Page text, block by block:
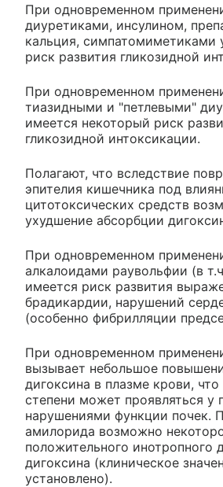
При одновременном
диуретиками, инсулином,
кальция, симпатомиметиками
риск развития гликозидной
При одновременном
тиазидными и "петлевыми"
имеется некоторый риск
гликозидной интоксикации.
Полагают, что вследствие
эпителия кишечника под
цитотоксических средств
ухудшение абсорбции
При одновременном
алкалоидами раувольфии (в
имеется риск развития
брадикардии, нарушений
(особенно фибрилляции
При одновременном
вызывает небольшое
дигоксина в плазме крови,
степени может проявляться у
нарушениями функции почек.
амилорида возможно
положительного инотропного
дигоксина (клиническое
установлено).